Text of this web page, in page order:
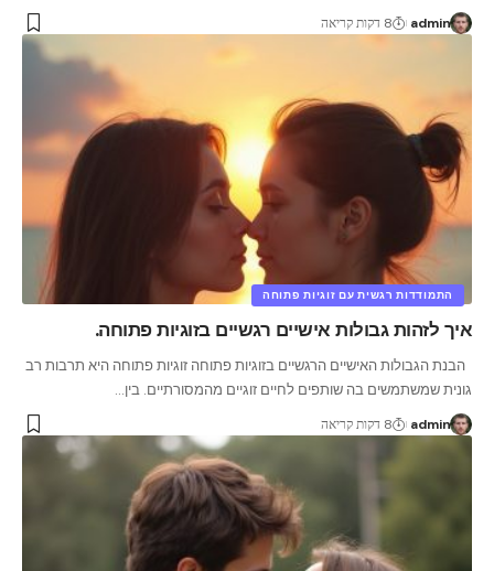
admin 8 דקות קריאה
התמודדות רגשית עם זוגיות פתוחה
איך לזהות גבולות אישיים רגשיים בזוגיות פתוחה.
הבנת הגבולות האישיים הרגשיים בזוגיות פתוחה זוגיות פתוחה היא תרבות רב
גונית שמשתמשים בה שותפים לחיים זוגיים מהמסורתיים. בין…
admin 8 דקות קריאה